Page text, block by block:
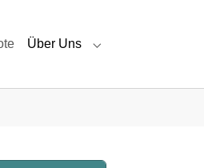
Über Uns
Submenu for